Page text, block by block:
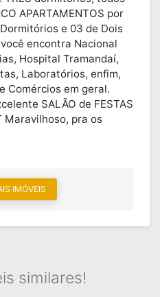
APARTAMENTOS por
e 03 de Dois
encontra Nacional
Hospital Tramandaí,
Laboratórios, enfim,
Comércios em geral.
SALÃO de FESTAS
Maravilhoso, pra os
IMÓVEIS
similares!